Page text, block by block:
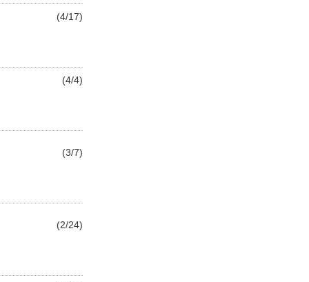
(4/17)
(4/4)
(3/7)
(2/24)